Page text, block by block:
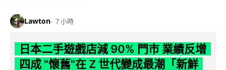
Lawton 7 小時
日本二手遊戲店減 90% 門市 業績反增
四成 "懷舊"在 Z 世代變成最潮「新鮮